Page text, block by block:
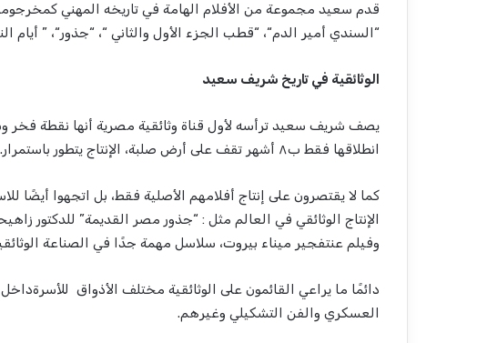
قدم سعيد مجموعة من الأفلام الهامة في تاريخه المهني كمخرج
“السندي أمير الدم“، “قطب الجزء الأول والثاني “، “جذور“، ” أيام
الوثائقية في تاريخ شريف سعيد
يصف شريف سعيد ترأسه لأول قناة وثائقية مصرية أنها نقطة فخر
انطلاقها فقط ب٨ أشهر تقف على أرض صلبة، الإنتاج يتطور باستمرار.
كما لا يقتصرون على إنتاج أفلامهم الأصلية فقط، بل اتجهوا أيضًا
الإنتاج الوثائقي في العالم مثل : “جذور مصر القديمة” للدكتور زاهي
وفيلم عنتفجير ميناء بيروت، سلاسل مهمة جدا في الصناعة
دائما ما يراعي القائمون على الوثائقية مختلف الأذواق للأسرةداخل
العسكري والفن التشكيلي وغيرهم.